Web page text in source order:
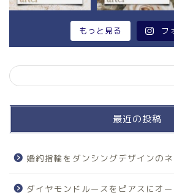
もっと見る フ
最近の投稿
婚約指輪をダンシングデザインの
ダイヤモンドルースをピアスにオ